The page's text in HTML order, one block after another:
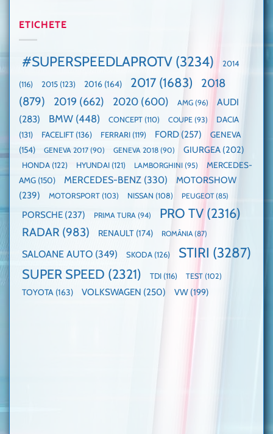
mai
mare
paradă
de
dube
pe
Nurburgring
EV3
câștigătoare,
domină
WCOTY
ETICHETE
#SUPERSPEEDLAPROTV (3234) 2014
(116) 2015 (123) 2016 (164) 2017 (1683)
2018
(879)
2019 (662) 2020 (600) AMG (96)
AUDI
(283)
BMW (448) CONCEPT (110) COUPE (93)
DACIA
(131)
FACELIFT (136) FERRARI (119) FORD (257)
GENEVA
(154)
GENEVA 2017 (90) GENEVA 2018 (90) GIURGEA (202)
HONDA (122) HYUNDAI (121) LAMBORGHINI (95)
MERCEDES-
AMG (150) MERCEDES-BENZ (330)
MOTORSHOW
(239)
MOTORSPORT (103) NISSAN (108) PEUGEOT(85)
PORSCHE (237) PRIMA TURA (94) PRO TV (2316)
RADAR (983) RENAULT (174) ROMÂNIA(87)
SALOANE AUTO (349) SKODA (126) STIRI (3287)
SUPER SPEED (2321) TDI (116) TEST (102)
TOYOTA (163) VOLKSWAGEN (250) VW (199)